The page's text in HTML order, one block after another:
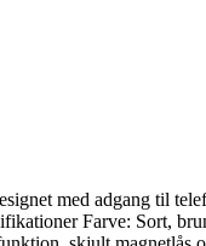
med adgang til
Farve: Sort,